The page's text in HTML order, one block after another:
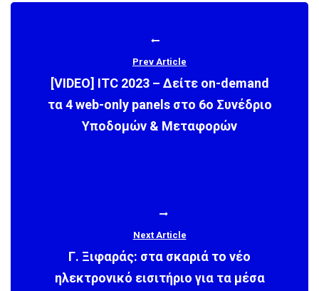
Prev Article
[VIDEO] ITC 2023 – Δείτε on-demand
τα 4 web-only panels στο 6ο Συνέδριο
Υποδομών & Μεταφορών
Next Article
Γ. Ξιφαράς: στα σκαριά το νέο
ηλεκτρονικό εισιτήριο για τα μέσα